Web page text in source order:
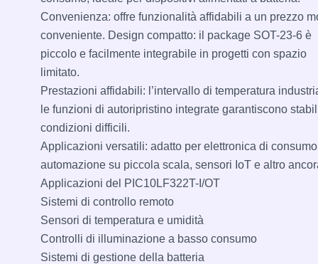
Convenienza: offre funzionalità affidabili a un prezzo
conveniente. Design compatto: il package SOT-23-6 è
piccolo e facilmente integrabile in progetti con spazio
limitato.
Prestazioni affidabili: l’intervallo di temperatura
le funzioni di autoripristino integrate garantiscono
condizioni difficili.
Applicazioni versatili: adatto per elettronica di
automazione su piccola scala, sensori IoT e altro
Applicazioni del PIC10LF322T-I/OT
Sistemi di controllo remoto
Sensori di temperatura e umidità
Controlli di illuminazione a basso consumo
Sistemi di gestione della batteria